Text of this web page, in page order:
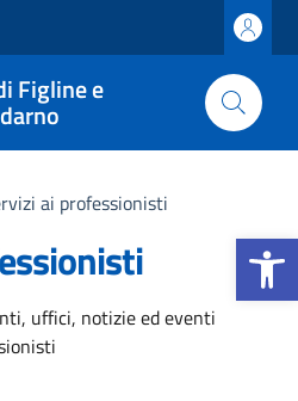
Apri la
Figline e
ai professionisti
uffici, notizie ed eventi